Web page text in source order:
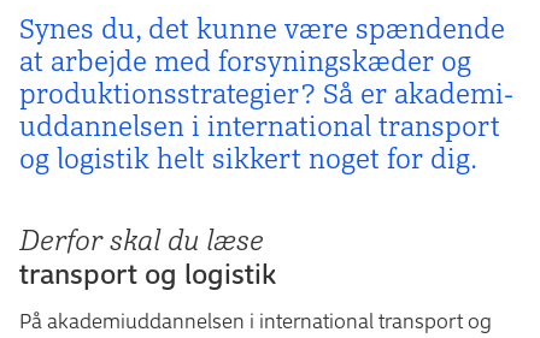
Synes du, det kunne være spændende
at arbejde med forsynings­kæder og
produktions­strategier? Så er akademi­
uddannelsen i international transport
og logistik helt sikkert noget for dig.
Derfor skal du læse
transport og logistik
På akademiuddannelsen i international transport og